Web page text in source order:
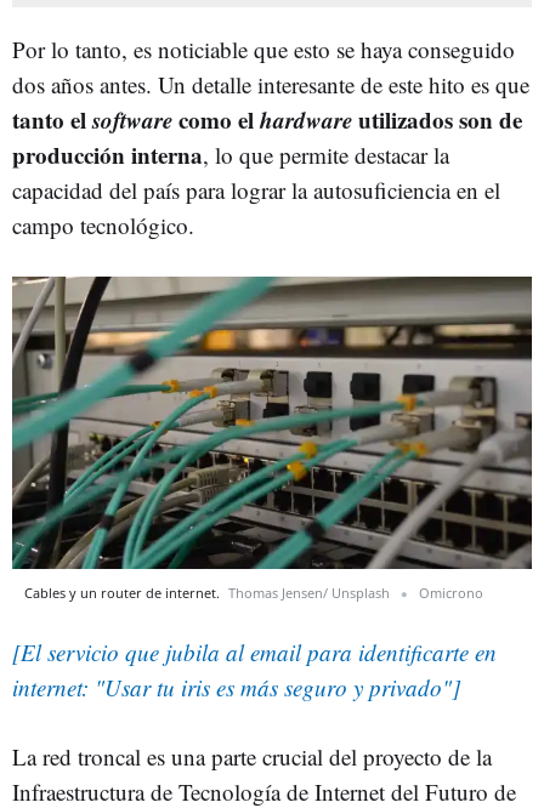
Por lo tanto, es noticiable que esto se haya conseguido
dos años antes. Un detalle interesante de este hito es que
tanto elsoftwarecomo elhardwareutilizados son de
producción interna, lo que permite destacar la
capacidad del país para lograr la autosuficiencia en el
campo tecnológico.
Cables y un router de internet. Thomas Jensen/ Unsplash Omicrono
[El servicio que jubila al email para identificarte en
internet: "Usar tu iris es más seguro y privado"]
La red troncal es una parte crucial del proyecto de la
Infraestructura de Tecnología de Internet del Futuro de